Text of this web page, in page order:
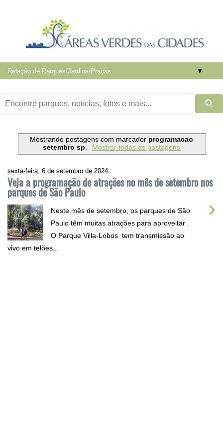
▼
Mostrando postagens com marcador programacao
setembro sp. Mostrar todas as postagens
sexta-feira, 6 de setembro de 2024
Veja a programação de atrações no mês de setembro nos
parques de São Paulo
›
Neste mês de setembro, os parques de São
Paulo têm muitas atrações para aproveitar .
O Parque Villa-Lobos tem transmissão ao
vivo em telões...